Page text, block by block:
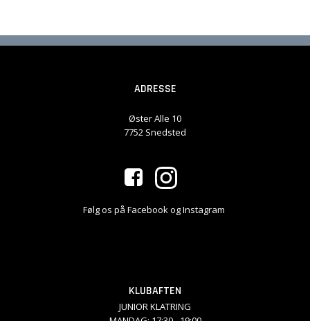
ADRESSE
Øster Alle 10
7752 Snedsted
Følg os på Facebook og Instagram
KLUBAFTEN
JUNIOR KLATRING